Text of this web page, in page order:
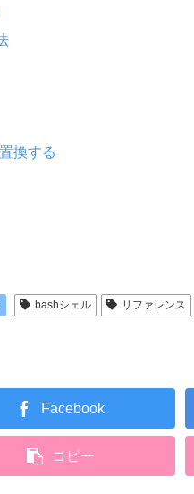
換する
bashシェル リファレンス
Facebook
コピー